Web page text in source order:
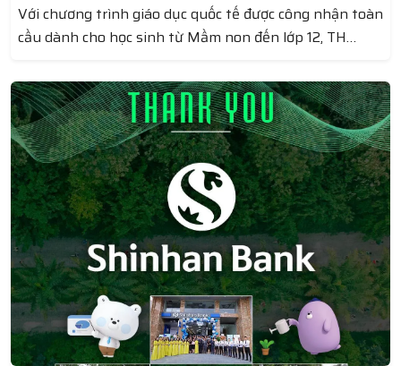
Với chương trình giáo dục quốc tế được công nhận toàn
cầu dành cho học sinh từ Mầm non đến lớp 12, TH
thành những nhà lãnh đạo tương lai. Học sinh đươck
tạo điều kiện để phát triển toàn diện Đức – Trí – Thể -
Mỹ. Môi trường học tập tại đây khuyến khích sự sáng
tạo, tư duy độc lập và tinh thần trách nhiệm xã hội.
Học sinh được tham gia vào các hoạt động ngoại khóa
phong phú, từ câu lạc bộ nhạc cụ đến các hoạt động
thể thao như bóng đá, bóng rổ, giúp các em khám phá
và phát triển đam mê của mình.